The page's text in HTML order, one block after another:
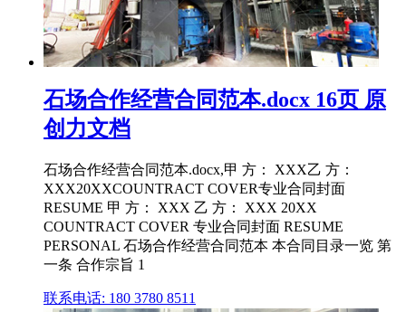
石场合作经营合同范本.docx 16页 原
创力文档
石场合作经营合同范本.docx,甲 方： XXX乙 方：
XXX20XXCOUNTRACT COVER专业合同封面
RESUME 甲 方： XXX 乙 方： XXX 20XX
COUNTRACT COVER 专业合同封面 RESUME
PERSONAL 石场合作经营合同范本 本合同目录一览 第
一条 合作宗旨 1
联系电话: 180 3780 8511